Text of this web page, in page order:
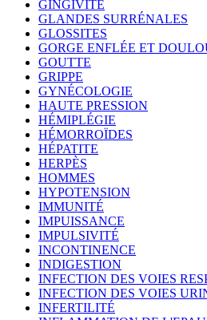
GINGIVITE
GLANDES SURRÉNALES
GLOSSITES
GORGE ENFLÉE ET
GOUTTE
GRIPPE
GYNÉCOLOGIE
HAUTE PRESSION
HÉMIPLÉGIE
HÉMORROÏDES
HÉPATITE
HERPÈS
HOMMES
HYPOTENSION
IMMUNITÉ
IMPUISSANCE
IMPULSIVITÉ
INCONTINENCE
INDIGESTION
INFECTION DES VOIES
INFECTION DES VOIES
INFERTILITÉ